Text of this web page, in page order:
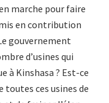
marche pour faire
en contribution
gouvernement
d’usines qui
à Kinshasa ? Est-ce
toutes ces usines de